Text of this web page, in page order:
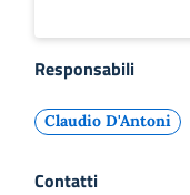
Responsabili
Claudio D'Antoni
Contatti